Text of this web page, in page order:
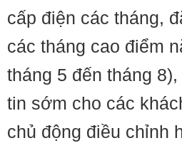
cấp điện các tháng,
các tháng cao điểm
tháng 5 đến tháng
tin sớm cho các
chủ động điều chỉnh